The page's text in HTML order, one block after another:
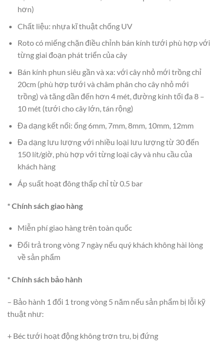
hơn)
Chất liệu: nhựa kĩ thuật chống UV
Roto có miếng chặn điều chỉnh bán kính tưới phù hợp với
từng giai đoạn phát triển của cây
Bán kính phun siêu gần và xa: với cây nhỏ mới trồng chỉ
20cm (phù hợp tưới và châm phân cho cây nhỏ mới
trồng) và tăng dần đến hơn 4 mét, đường kính tối đa 8 –
10 mét (tưới cho cây lớn, tán rộng)
Đa dạng kết nối: ống 6mm, 7mm, 8mm, 10mm, 12mm
Đa dạng lưu lượng với nhiều loại lưu lượng từ 30 đến
150 lít/giờ, phù hợp với từng loại cây và nhu cầu của
khách hàng
Áp suất hoạt đông thấp chỉ từ 0.5 bar
* Chính sách giao hàng
Miễn phí giao hàng trên toàn quốc
Đổi trả trong vòng 7 ngày nếu quý khách không hài lòng
về sản phẩm
* Chính sách bảo hành
– Bảo hành 1 đổi 1 trong vòng 5 năm nếu sản phẩm bị lỗi kỹ
thuật như:
+ Béc tưới hoạt động không trơn tru, bị đứng